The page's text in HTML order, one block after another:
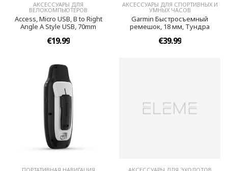
АКСЕССУАРЫ ДЛЯ
ВЕЛОКОМПЬЮТЕРОВ
Access, Micro USB, B to Right
Angle A Style USB, 70mm
€19.99
АКСЕССУАРЫ ДЛЯ СПОРТИВНЫХ И
УМНЫХ ЧАСОВ
Garmin Быстросъемный
ремешок, 18 мм, Тундра
€39.99